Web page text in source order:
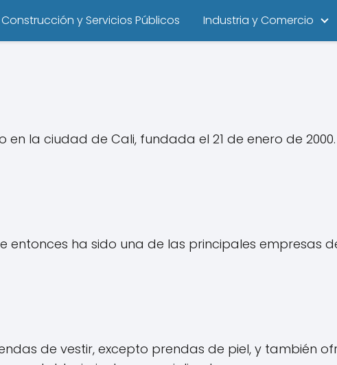
Construcción y Servicios Públicos Industria y Comercio
en la ciudad de Cali, fundada el 21 de enero de
entonces ha sido una de las principales
de vestir, excepto prendas de piel, y también